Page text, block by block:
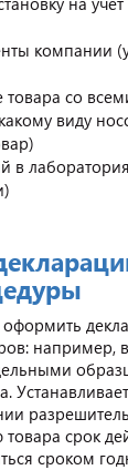
компании
со
виду
в
оформить
например,
срок
сроком